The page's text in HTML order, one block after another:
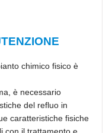
chimico fisico è
è necessario
del refluo in
caratteristiche fisiche